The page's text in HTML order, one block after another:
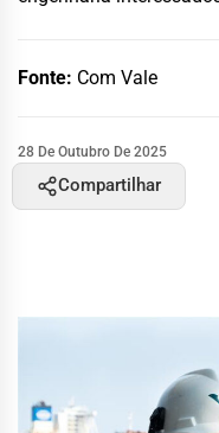
Fonte: Com Vale
28 De Outubro De 2025
Compartilhar